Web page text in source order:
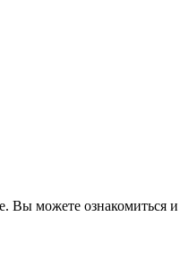
Вы можете ознакомиться